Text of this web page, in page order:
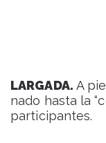
LARGADA. A
nado hasta la
participantes.